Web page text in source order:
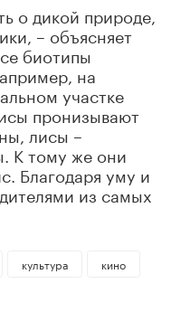
о дикой природе,
– объясняет
биотипы
на
участке
пронизывают
лисы –
К тому же они
Благодаря уму и
из самых
культура
кино